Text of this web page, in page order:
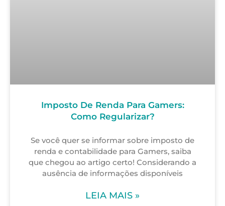
Imposto De Renda Para Gamers:
Como Regularizar?
Se você quer se informar sobre imposto de
renda e contabilidade para Gamers, saiba
que chegou ao artigo certo! Considerando a
ausência de informações disponíveis
LEIA MAIS »